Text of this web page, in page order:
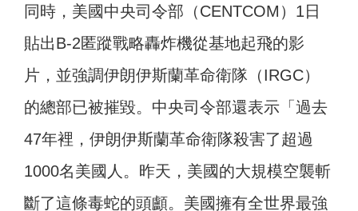
同時，美國中央司令部（CENTCOM）1日
貼出B-2匿蹤戰略轟炸機從基地起飛的影
片，並強調伊朗伊斯蘭革命衛隊（IRGC）
的總部已被摧毀。中央司令部還表示「過去
47年裡，伊朗伊斯蘭革命衛隊殺害了超過
1000名美國人。昨天，美國的大規模空襲斬
斷了這條毒蛇的頭顱。美國擁有全世界最強